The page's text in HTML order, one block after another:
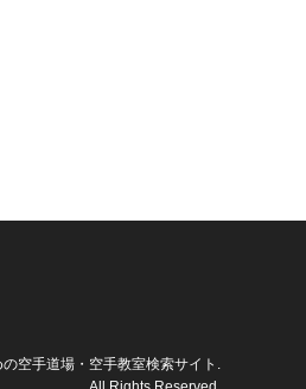
空手道場・空手教室検索サイト .